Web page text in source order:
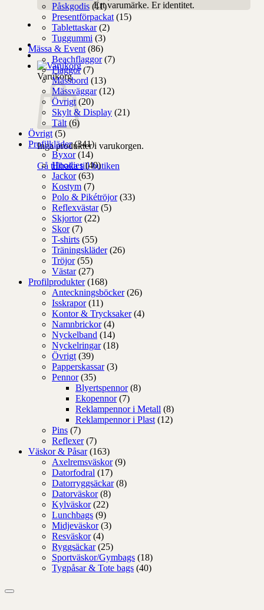
Ert varumärke. Er identitet.
Varukorg
Inga produkter i varukorgen.
Gå tillbaka till butiken
Påskgodis (11)
Presentförpackat (15)
Tablettaskar (2)
Tuggummi (3)
Mässa & Event (86)
Beachflaggor (7)
Flaggor (7)
Mässbord (13)
Mässväggar (12)
Övrigt (20)
Skylt & Display (21)
Tält (6)
Övrigt (5)
Profilkläder (341)
Byxor (14)
Hoodies (40)
Jackor (63)
Kostym (7)
Polo & Pikétröjor (33)
Reflexvästar (5)
Skjortor (22)
Skor (7)
T-shirts (55)
Träningskläder (26)
Tröjor (55)
Västar (27)
Profilprodukter (168)
Anteckningsböcker (26)
Isskrapor (11)
Kontor & Trycksaker (4)
Namnbrickor (4)
Nyckelband (14)
Nyckelringar (18)
Övrigt (39)
Papperskassar (3)
Pennor (35)
Blyertspennor (8)
Ekopennor (7)
Reklampennor i Metall (8)
Reklampennor i Plast (12)
Pins (7)
Reflexer (7)
Väskor & Påsar (163)
Axelremsväskor (9)
Datorfodral (17)
Datorryggsäckar (8)
Datorväskor (8)
Kylväskor (22)
Lunchbags (9)
Midjeväskor (3)
Resväskor (4)
Ryggsäckar (25)
Sportväskor/Gymbags (18)
Tygpåsar & Tote bags (40)